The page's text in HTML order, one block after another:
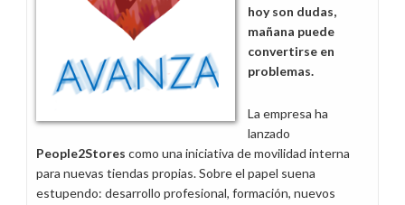
hoy son dudas,
mañana puede
convertirse en
problemas.
La empresa ha
lanzado
People2Stores como una iniciativa de movilidad interna
para nuevas tiendas propias. Sobre el papel suena
estupendo: desarrollo profesional, formación, nuevos